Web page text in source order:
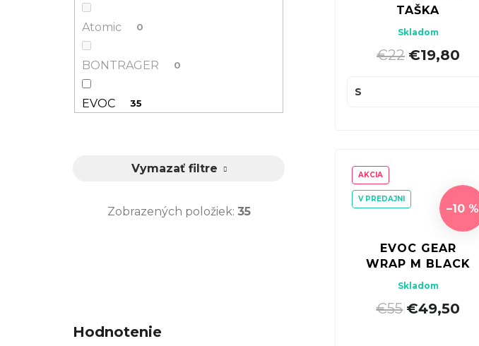
Atomic 0
BONTRAGER 0
EVOC 35
TREK 0
Vymazať filtre
Zobrazených položiek: 35
Hodnotenie
TAŠKA
Skladom
€22| €19,80
S
AKCIA
V PREDAJNI
–10 %
EVOC GEAR
WRAP M BLACK
Skladom
€55| €49,50